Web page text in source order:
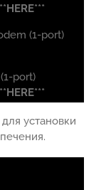
(1-port)
port)
установки